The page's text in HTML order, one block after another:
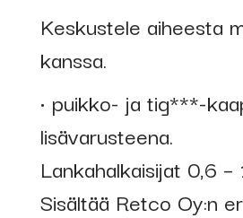
Keskustele aiheesta
kanssa.
• puikko- ja tig***-
lisävarusteena.
Lankahalkaisijat 0,6 –
Sisältää Retco Oy:n